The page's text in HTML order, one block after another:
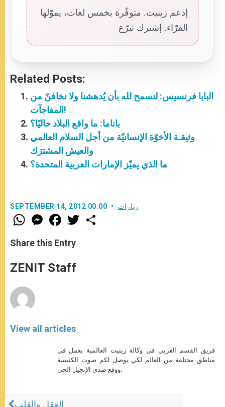
إدعم زينيت. متوفّرة بخمس لغات، يموّلها
القرّاء. إشترك تبرّع
Related Posts:
البابا فرنسيس: لنسمح لله بأن يُدهشنا ولا نخافنّ من
المفاجآت!
باناما: ما واقع البلاد حاليًا؟
وثيقـة الأخوّة الإنسانيّة من أجل السلام العالمي
والعيش المشترَك
ما الذي يميّز الإمارات العربية المتحدة؟
SEPTEMBER 14, 2012 00:00 زيارات
W
h
t
s
p
p
M
e
s
e
g
e
F
a
e
b
o
k
w
Share this Entry
ZENIT Staff
View all articles
فريق القسم العربي في وكالة زينيت العالمية يعمل في
مناطق مختلفة من العالم لكي يوصل لكم صوت الكنيسة
ووقع صدى الإنجيل الحي.
العقل والقلب